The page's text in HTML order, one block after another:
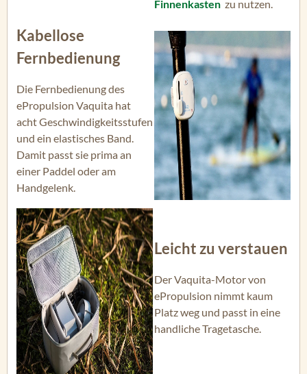
Finnenkasten zu nutzen.
Kabellose
Fernbedienung
Die Fernbedienung des
ePropulsion Vaquita hat
acht Geschwindigkeitsstufen
und ein elastisches Band.
Damit passt sie prima an
einer Paddel oder am
Handgelenk.
Leicht zu verstauen
Der Vaquita-Motor von
ePropulsion nimmt kaum
Platz weg und passt in eine
handliche Tragetasche.